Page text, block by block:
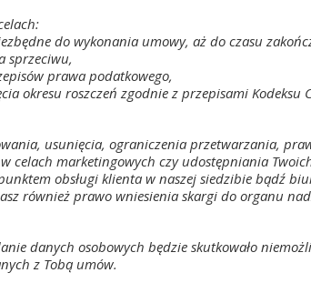
do wykonania umowy, aż do czasu
sprzeciwu,
prawa podatkowego,
okresu roszczeń zgodnie z przepisami Kodeksu
usunięcia, ograniczenia przetwarzania,
celach marketingowych czy udostępniania
obsługi klienta w naszej siedzibie bądź
również prawo wniesienia skargi do organu
danych osobowych będzie skutkowało
z Tobą umów.